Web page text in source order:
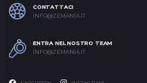
CONTATTACI
INFO@ZEMANIA.IT
ENTRA NEL NOSTRO TEAM
INFO@ZEMANIA.IT